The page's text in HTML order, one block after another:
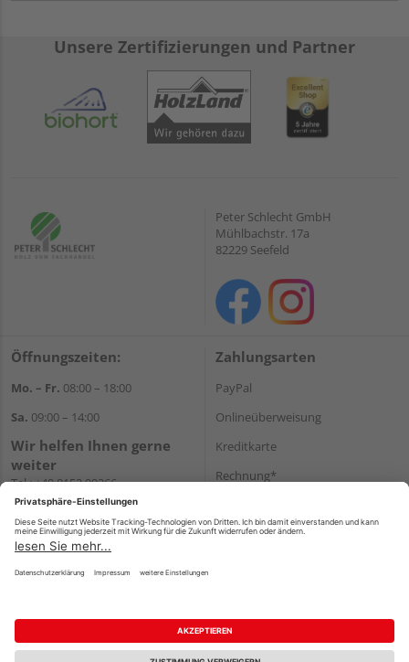
Unsere Zertifizierungen und Partner
Peter Schlecht GmbH
Mühlbachstr. 17a
82229 Seefeld
Öffnungszeiten:
Mo. – Fr. 08:00 – 18:00
Sa. 09:00 – 14:00
Wir helfen Ihnen gerne
weiter
Tel.:+49 8152 99266
E-Mail:shop@schlecht.de
Zahlungsarten
PayPal
Onlineüberweisung
Kreditkarte
Rechnung*
Versand
Impressum AGB Widerruf
Datenschutz
Reservierungsbedingungen
Vertrag widerrufen